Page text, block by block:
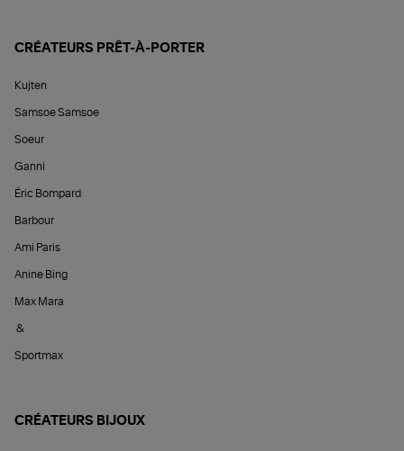
CRÉATEURS PRÊT-À-PORTER
Kujten
Samsoe Samsoe
Soeur
Ganni
Éric Bompard
Barbour
Ami Paris
Anine Bing
Max Mara
&
Sportmax
CRÉATEURS BIJOUX